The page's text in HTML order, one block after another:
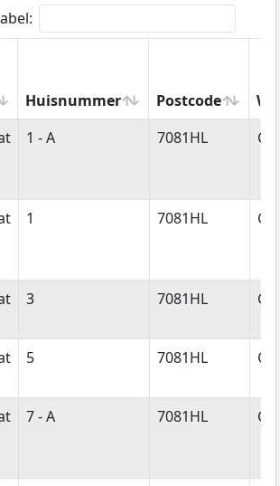
Huisnummer Postcode
Huisnummer Postcode
1 - A 7081HL
1 7081HL
3 7081HL
5 7081HL
7 - A 7081HL